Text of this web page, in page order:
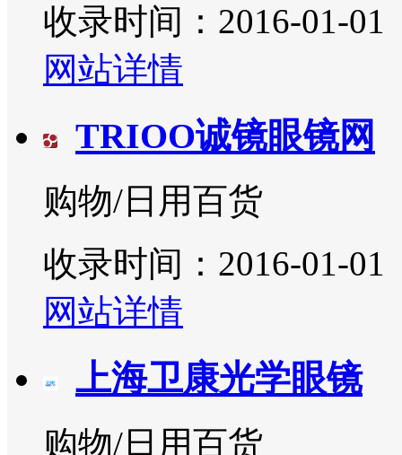
收录时间：2016-01-01
网站详情
TRIOO诚镜眼镜网
购物/日用百货
收录时间：2016-01-01
网站详情
上海卫康光学眼镜
购物/日用百货